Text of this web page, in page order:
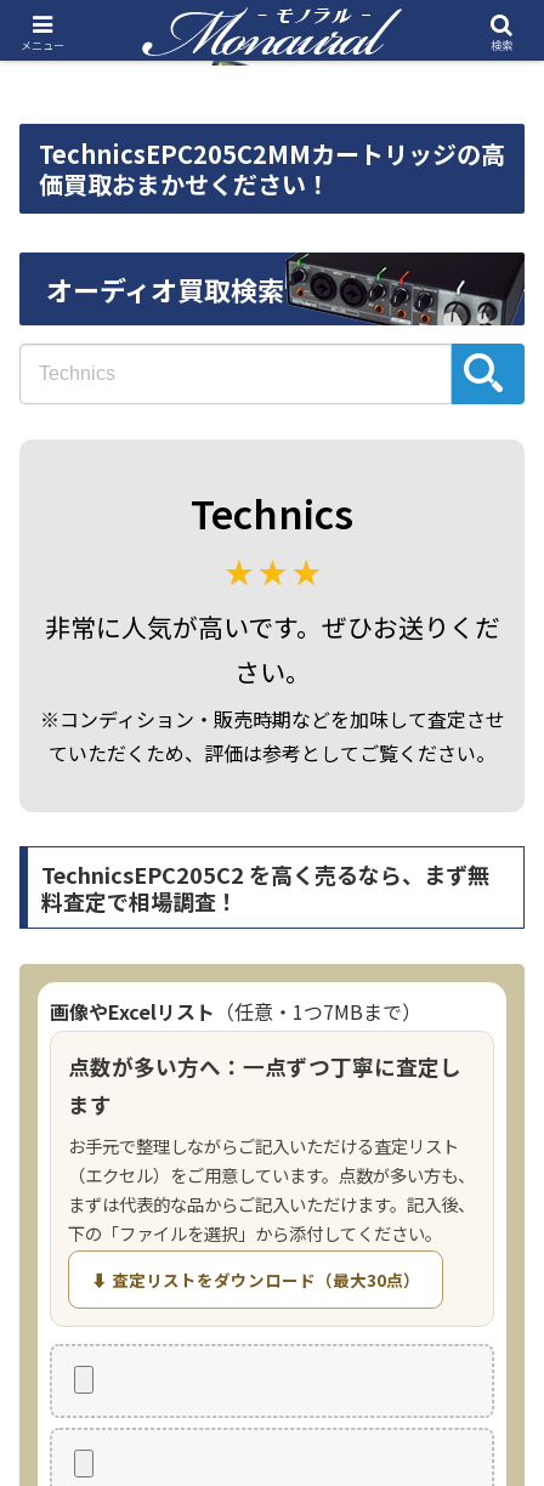
TechnicsEPC205C2MMカートリッジの高
価買取おまかせください！
オーディオ買取検索
Technics
非常に人気が高いです。ぜひお送りくだ
さい。
※コンディション・販売時期などを加味して査定させ
ていただくため、評価は参考としてご覧ください。
TechnicsEPC205C2 を高く売るなら、まず無
料査定で相場調査！
画像やExcelリスト （任意・1つ7MBまで）
点数が多い方へ：一点ずつ丁寧に査定し
ます
お手元で整理しながらご記入いただける査定リスト
（エクセル）をご用意しています。点数が多い方も、
まずは代表的な品からご記入いただけます。記入後、
下の「ファイルを選択」から添付してください。
⬇ 査定リストをダウンロード（最大30点）
メニュー 検索